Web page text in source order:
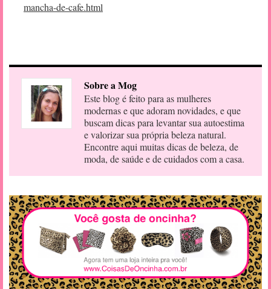
mancha-de-cafe.html
Sobre a Mog
Este blog é feito para as mulheres
modernas e que adoram novidades, e que
buscam dicas para levantar sua autoestima
e valorizar sua própria beleza natural.
Encontre aqui muitas dicas de beleza, de
moda, de saúde e de cuidados com a casa.